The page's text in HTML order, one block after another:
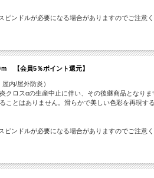
ンドルが必要になる場合がありますのでご注意く
【会員5％ポイント還元】
内/屋外防炎）
クロスαの生産中止に伴い、その後継商品となり
ことはありません。滑らかで美しい色彩を再現
ンドルが必要になる場合がありますのでご注意く